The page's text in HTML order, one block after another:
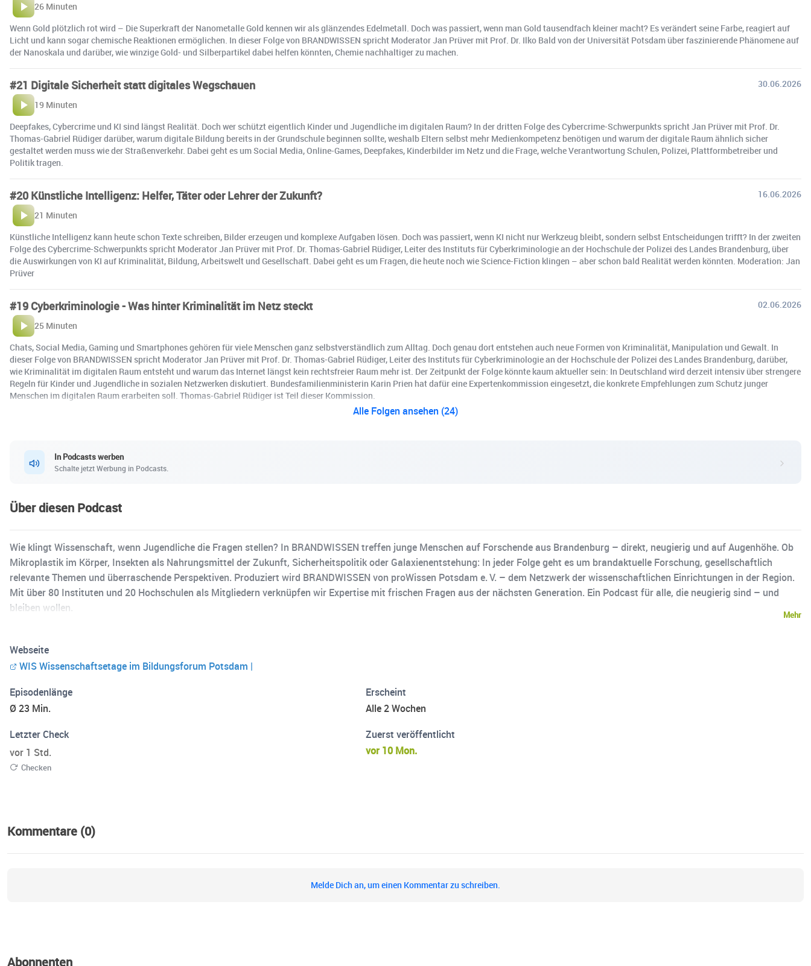
26 Minuten
Wenn Gold plötzlich rot wird – Die Superkraft der Nanometalle Gold kennen wir als glänzendes Edelmetall. Doch was passiert, wenn man Gold tausendfach kleiner macht? Es verändert seine Farbe, reagiert auf
Licht und kann sogar chemische Reaktionen ermöglichen. In dieser Folge von BRANDWISSEN spricht Moderator Jan Prüver mit Prof. Dr. Ilko Bald von der Universität Potsdam über faszinierende Phänomene auf
der Nanoskala und darüber, wie winzige Gold- und Silberpartikel dabei helfen könnten, Chemie nachhaltiger zu machen.
#21 Digitale Sicherheit statt digitales Wegschauen
30.06.2026
19 Minuten
Deepfakes, Cybercrime und KI sind längst Realität. Doch wer schützt eigentlich Kinder und Jugendliche im digitalen Raum? In der dritten Folge des Cybercrime-Schwerpunkts spricht Jan Prüver mit Prof. Dr.
Thomas-Gabriel Rüdiger darüber, warum digitale Bildung bereits in der Grundschule beginnen sollte, weshalb Eltern selbst mehr Medienkompetenz benötigen und warum der digitale Raum ähnlich sicher
gestaltet werden muss wie der Straßenverkehr. Dabei geht es um Social Media, Online-Games, Deepfakes, Kinderbilder im Netz und die Frage, welche Verantwortung Schulen, Polizei, Plattformbetreiber und
Politik tragen.
#20 Künstliche Intelligenz: Helfer, Täter oder Lehrer der Zukunft?
16.06.2026
21 Minuten
Künstliche Intelligenz kann heute schon Texte schreiben, Bilder erzeugen und komplexe Aufgaben lösen. Doch was passiert, wenn KI nicht nur Werkzeug bleibt, sondern selbst Entscheidungen trifft? In der zweiten
Folge des Cybercrime-Schwerpunkts spricht Moderator Jan Prüver mit Prof. Dr. Thomas-Gabriel Rüdiger, Leiter des Instituts für Cyberkriminologie an der Hochschule der Polizei des Landes Brandenburg, über
die Auswirkungen von KI auf Kriminalität, Bildung, Arbeitswelt und Gesellschaft. Dabei geht es um Fragen, die heute noch wie Science-Fiction klingen – aber schon bald Realität werden könnten. Moderation: Jan
Prüver
#19 Cyberkriminologie - Was hinter Kriminalität im Netz steckt
02.06.2026
25 Minuten
Chats, Social Media, Gaming und Smartphones gehören für viele Menschen ganz selbstverständlich zum Alltag. Doch genau dort entstehen auch neue Formen von Kriminalität, Manipulation und Gewalt. In
dieser Folge von BRANDWISSEN spricht Moderator Jan Prüver mit Prof. Dr. Thomas-Gabriel Rüdiger, Leiter des Instituts für Cyberkriminologie an der Hochschule der Polizei des Landes Brandenburg, darüber,
wie Kriminalität im digitalen Raum entsteht und warum das Internet längst kein rechtsfreier Raum mehr ist. Der Zeitpunkt der Folge könnte kaum aktueller sein: In Deutschland wird derzeit intensiv über strengere
Regeln für Kinder und Jugendliche in sozialen Netzwerken diskutiert. Bundesfamilienministerin Karin Prien hat dafür eine Expertenkommission eingesetzt, die konkrete Empfehlungen zum Schutz junger
Menschen im digitalen Raum erarbeiten soll. Thomas-Gabriel Rüdiger ist Teil dieser Kommission.
Alle Folgen ansehen (24)
In Podcasts werben
Schalte jetzt Werbung in Podcasts.
Über diesen Podcast
Wie klingt Wissenschaft, wenn Jugendliche die Fragen stellen? In BRANDWISSEN treffen junge Menschen auf Forschende aus Brandenburg – direkt, neugierig und auf Augenhöhe. Ob
Mikroplastik im Körper, Insekten als Nahrungsmittel der Zukunft, Sicherheitspolitik oder Galaxienentstehung: In jeder Folge geht es um brandaktuelle Forschung, gesellschaftlich
relevante Themen und überraschende Perspektiven. Produziert wird BRANDWISSEN von proWissen Potsdam e. V. – dem Netzwerk der wissenschaftlichen Einrichtungen in der Region.
Mit über 80 Instituten und 20 Hochschulen als Mitgliedern verknüpfen wir Expertise mit frischen Fragen aus der nächsten Generation. Ein Podcast für alle, die neugierig sind – und
bleiben wollen.
Mehr
Webseite
WIS Wissenschaftsetage im Bildungsforum Potsdam |
Episodenlänge
Ø 23 Min.
Erscheint
Alle 2 Wochen
Letzter Check
vor 1 Std.
Checken
Zuerst veröffentlicht
vor 10 Mon.
Kommentare (0)
Melde Dich an, um einen Kommentar zu schreiben.
Abonnenten